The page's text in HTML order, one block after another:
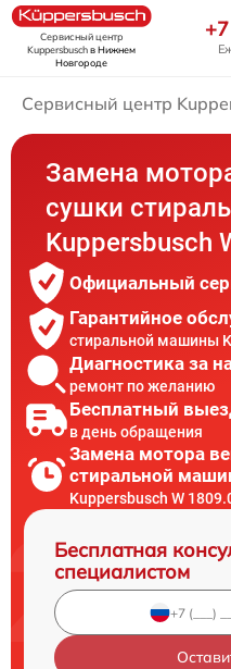
Сервисный центр
Kuppersbuschв Нижнем
Новгороде
Сервисный центр
Замена
сушки
Kuppersbusch
Официальный
Гарантийное
стиральной машины
Диагностика за
ремонт по желанию
Бесплатный
в день обращения
Замена мотора
стиральной
Kuppersbusch W
Бесплатная
специалистом